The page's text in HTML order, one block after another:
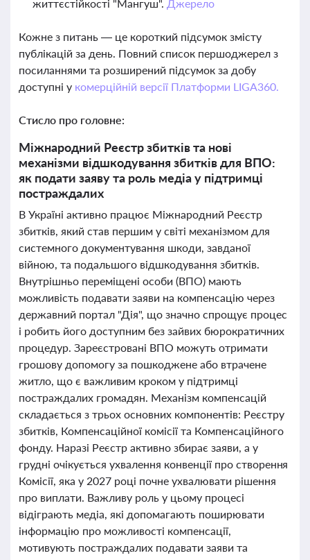
життєстійкості "Мангуш". Джерело
Кожне з питань — це короткий підсумок змісту
публікацій за день. Повний список першоджерел з
посиланнями та розширений підсумок за добу
доступні у комерційній версії Платформи LIGA360.
Стисло про головне:
Міжнародний Реєстр збитків та нові
механізми відшкодування збитків для ВПО:
як подати заяву та роль медіа у підтримці
постраждалих
В Україні активно працює Міжнародний Реєстр
збитків, який став першим у світі механізмом для
системного документування шкоди, завданої
війною, та подальшого відшкодування збитків.
Внутрішньо переміщені особи (ВПО) мають
можливість подавати заяви на компенсацію через
державний портал "Дія", що значно спрощує процес
і робить його доступним без зайвих бюрократичних
процедур. Зареєстровані ВПО можуть отримати
грошову допомогу за пошкоджене або втрачене
житло, що є важливим кроком у підтримці
постраждалих громадян. Механізм компенсацій
складається з трьох основних компонентів: Реєстру
збитків, Компенсаційної комісії та Компенсаційного
фонду. Наразі Реєстр активно збирає заяви, а у
грудні очікується ухвалення конвенції про створення
Комісії, яка у 2027 році почне ухвалювати рішення
про виплати. Важливу роль у цьому процесі
відіграють медіа, які допомагають поширювати
інформацію про можливості компенсації,
мотивують постраждалих подавати заяви та